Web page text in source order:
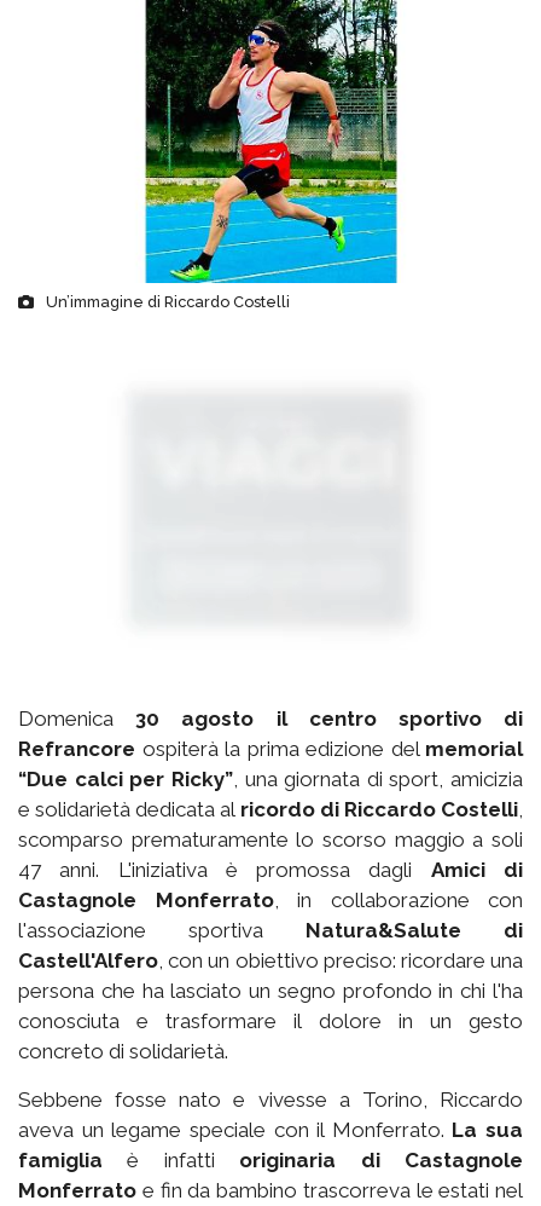
Un’immagine di Riccardo Costelli
Domenica30 agosto il centro sportivo di
Refrancore ospiterà la prima edizione del memorial
“Due calci per Ricky”, una giornata di sport, amicizia
e solidarietà dedicata al ricordo di Riccardo Costelli
scomparso prematuramente lo scorso maggio a soli
47 anni. L'iniziativa è promossa dagli Amici di
Castagnole Monferrato, in collaborazione con
l'associazione sportiva Natura&Salute di
Castell'Alfero , con un obiettivo preciso: ricordare una
persona che ha lasciato un segno profondo in chi l'ha
conosciuta e trasformare il dolore in un gesto
concreto di solidarietà.
Sebbene fosse nato e vivesse a Torino, Riccardo
aveva un legame speciale con il Monferrato. La sua
famigliaè infatti originaria di Castagnole
Monferrato e fin da bambino trascorreva le estati nel